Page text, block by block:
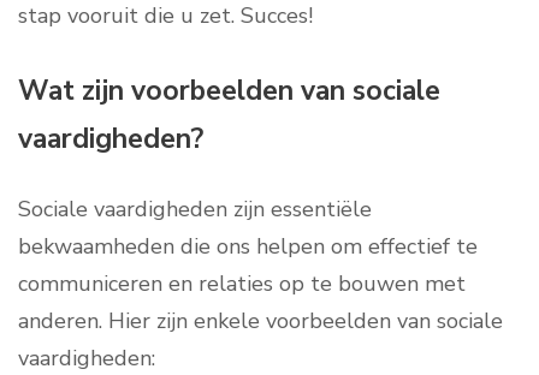
stap vooruit die u zet. Succes!
Wat zijn voorbeelden van sociale
vaardigheden?
Sociale vaardigheden zijn essentiële
bekwaamheden die ons helpen om effectief te
communiceren en relaties op te bouwen met
anderen. Hier zijn enkele voorbeelden van sociale
vaardigheden: